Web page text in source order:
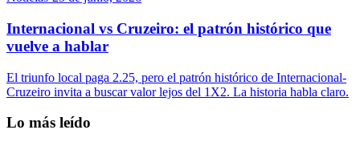
Internacional vs Cruzeiro: el patrón histórico que
vuelve a hablar
El triunfo local paga 2.25, pero el patrón histórico de Internacional-
Cruzeiro invita a buscar valor lejos del 1X2. La historia habla claro.
Lo más leído